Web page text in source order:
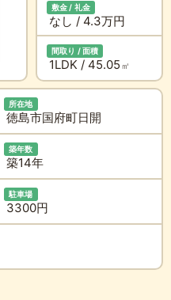
敷金 / 礼金
なし / 4.3万円
間取り / 面積
1LDK / 45.05 ㎡
所在地
徳島市国府町日開
築年数
築14年
駐車場
3300円